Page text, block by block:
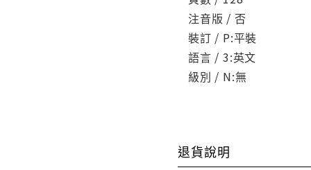
注音版 / 否
裝訂 / P:平裝
語言 / 3:英文
級別 / N:無
退貨說明